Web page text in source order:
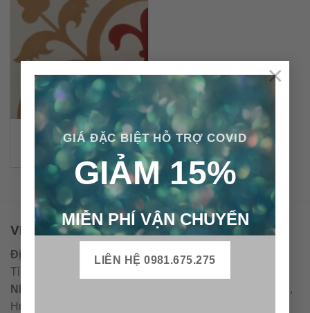
GIÁ ĐẶC BIỆT HỖ TRỢ COVID
GIẢM 15%
MIỄN PHÍ VẬN CHUYỂN
LIÊN HỆ 0981.675.275
×
Gạch bông cổ điển CTS
15.6
VPĐD - CTY TNHH GẠCH BÔNG VIỆT NAM
Địa chỉ:
CCN Quán Lát, Xã Đức Chánh, Huyện Mộ Đức,
Tỉnh Quảng Ngãi
Nhà máy miền trung:
L1 CCN Quán Lát, Xã Đức Chánh,
Huyện Mộ Đức, Tỉnh Quảng Ngãi, Việt Nam